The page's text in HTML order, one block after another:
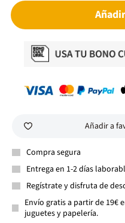
Añadir a
Compra segura
Entrega en 1-2 días
Regístrate y disfruta de
Envío gratis a partir de 19€
juguetes y papelería.